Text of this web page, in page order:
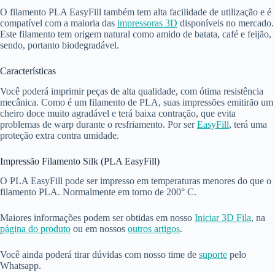
O filamento PLA EasyFill também tem alta facilidade de utilização e é
compatível com a maioria das impressoras 3D disponíveis no mercado.
Este filamento tem origem natural como amido de batata, café e feijão,
sendo, portanto biodegradável.
Características
Você poderá imprimir peças de alta qualidade, com ótima resistência
mecânica. Como é um filamento de PLA, suas impressões emitirão um
cheiro doce muito agradável e terá baixa contração, que evita
problemas de warp durante o resfriamento. Por serEasyFill, terá uma
proteção extra contra umidade.
Impressão Filamento Silk (PLA EasyFill)
O PLA EasyFill pode ser impresso em temperaturas menores do que o
filamento PLA. Normalmente em torno de 200° C.
Maiores informações podem ser obtidas em nosso Iniciar 3D Fila, na
página do produto ou em nossos outros artigos.
Você ainda poderá tirar dúvidas com nosso time de suporte pelo
Whatsapp.